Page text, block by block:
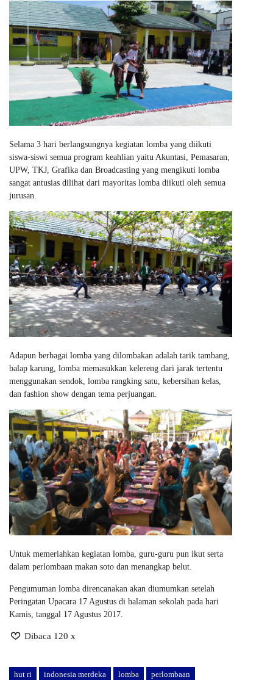
Selama 3 hari berlangsungnya kegiatan lomba yang diikuti
siswa-siswi semua program keahlian yaitu Akuntasi, Pemasaran,
UPW, TKJ, Grafika dan Broadcasting yang mengikuti lomba
sangat antusias dilihat dari mayoritas lomba diikuti oleh semua
jurusan.
Adapun berbagai lomba yang dilombakan adalah tarik tambang,
balap karung, lomba memasukkan kelereng dari jarak tertentu
menggunakan sendok, lomba rangking satu, kebersihan kelas,
dan fashion show dengan tema perjuangan.
Untuk memeriahkan kegiatan lomba, guru-guru pun ikut serta
dalam perlombaan makan soto dan menangkap belut.
Pengumuman lomba direncanakan akan diumumkan setelah
Peringatan Upacara 17 Agustus di halaman sekolah pada hari
Kamis, tanggal 17 Agustus 2017.
Dibaca 120 x
hut ri indonesia merdeka lomba
perlombaan